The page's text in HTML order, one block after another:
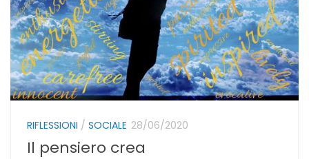
RIFLESSIONI / SOCIALE 28/06/2020
Il pensiero crea